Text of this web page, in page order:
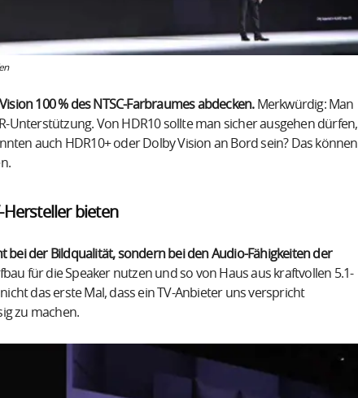
100 % des NTSC-Farbraumes abdecken.Merkwürdig: Man
Unterstützung. Von HDR10 sollte man sicher ausgehen dürfen,
auch HDR10+ oder Dolby Vision an Bord sein? Das können
Hersteller bieten
bei der Bildqualität, sondern bei den Audio-Fähigkeiten der
für die Speaker nutzen und so von Haus aus kraftvollen 5.1-
das erste Mal, dass ein TV-Anbieter uns verspricht
zu machen.